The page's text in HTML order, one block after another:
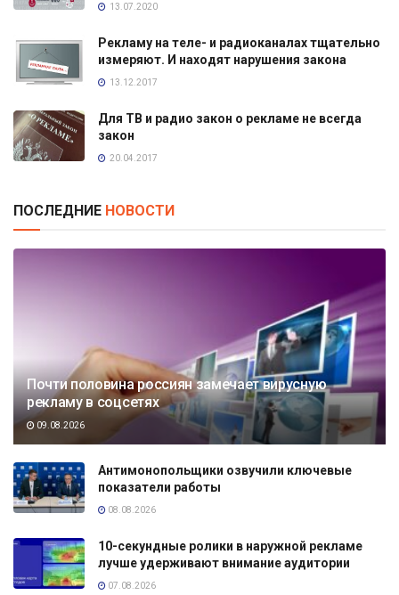
13.07.2020
Рекламу на теле- и радиоканалах тщательно
измеряют. И находят нарушения закона
13.12.2017
Для ТВ и радио закон о рекламе не всегда
закон
20.04.2017
ПОСЛЕДНИЕ НОВОСТИ
Почти половина россиян замечает вирусную
рекламу в соцсетях
09.08.2026
Антимонопольщики озвучили ключевые
показатели работы
08.08.2026
10-секундные ролики в наружной рекламе
лучше удерживают внимание аудитории
07.08.2026